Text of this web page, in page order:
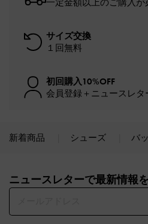
サイズ交換
１回無料
初回購入10%OFF
会員登録＋ニュースレタ
新着商品 シューズ バ
ニュースレターで最新情報